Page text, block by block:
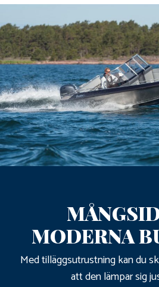
MODERNA
Med tilläggsutrustning kan du
att den lämpar sig